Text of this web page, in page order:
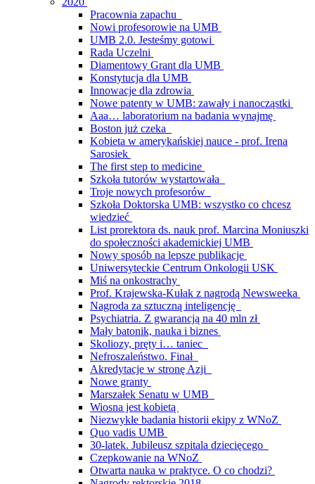
Pracownia zapachu
Nowi profesorowie na UMB
UMB 2.0. Jesteśmy gotowi
Rada Uczelni
Diamentowy Grant dla UMB
Konstytucja dla UMB
Innowacje dla zdrowia
Nowe patenty w UMB: zawały i nanocząstki
Aaa… laboratorium na badania wynajmę
Boston już czeka
Kobieta w amerykańskiej nauce - prof. Irena
Sarosiek
The first step to medicine
Szkoła tutorów wystartowała
Troje nowych profesorów
Szkoła Doktorska UMB: wszystko co chcesz
wiedzieć
List prorektora ds. nauk prof. Marcina Moniuszki
do społeczności akademickiej UMB
Nowy sposób na lepsze publikacje
Uniwersyteckie Centrum Onkologii USK
Miś na onkostrachy
Prof. Krajewska-Kułak z nagrodą Newsweeka
Nagroda za sztuczną inteligencję
Psychiatria. Z gwarancją na 40 mln zł
Mały batonik, nauka i biznes
Skoliozy, pręty i… taniec
Nefroszaleństwo. Finał
Akredytacje w stronę Azji
Nowe granty
Marszałek Senatu w UMB
Wiosna jest kobietą
Niezwykłe badania historii ekipy z WNoZ
Quo vadis UMB
30-latek. Jubileusz szpitala dziecięcego
Czepkowanie na WNoZ
Otwarta nauka w praktyce. O co chodzi?